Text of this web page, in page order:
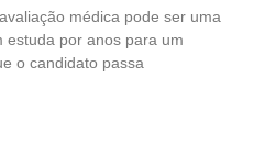
médica pode ser uma
estuda por anos para um
o candidato passa